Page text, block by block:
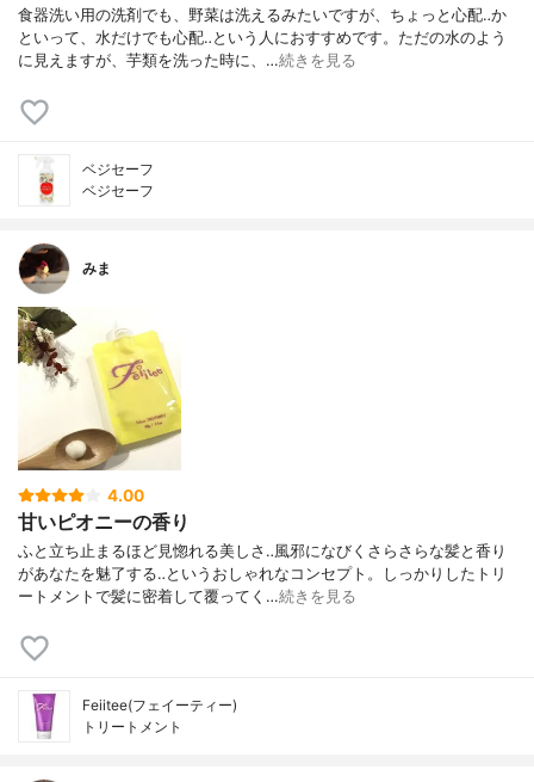
食器洗い用の洗剤でも、野菜は洗えるみたいですが、ちょっと心配‥か
といって、水だけでも心配‥という人におすすめです。ただの水のよう
に見えますが、芋類を洗った時に、…続きを見る
ベジセーフ
ベジセーフ
みま
4.00
甘いピオニーの香り
ふと立ち止まるほど見惚れる美しさ‥風邪になびくさらさらな髪と香り
があなたを魅了する‥というおしゃれなコンセプト。しっかりしたトリ
ートメントで髪に密着して覆ってく…続きを見る
Feiitee(フェイーティー)
トリートメント